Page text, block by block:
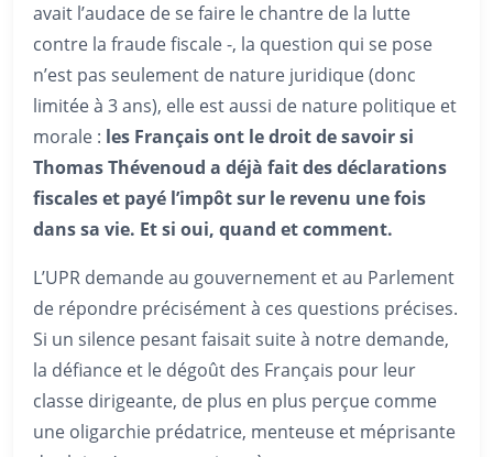
avait l’audace de se faire le chantre de la lutte
contre la fraude fiscale -, la question qui se pose
n’est pas seulement de nature juridique (donc
limitée à 3 ans), elle est aussi de nature politique et
morale : les Français ont le droit de savoir si
Thomas Thévenoud a déjà fait des déclarations
fiscales et payé l’impôt sur le revenu une fois
dans sa vie. Et si oui, quand et comment.
L’UPR demande au gouvernement et au Parlement
de répondre précisément à ces questions précises.
Si un silence pesant faisait suite à notre demande,
la défiance et le dégoût des Français pour leur
classe dirigeante, de plus en plus perçue comme
une oligarchie prédatrice, menteuse et méprisante